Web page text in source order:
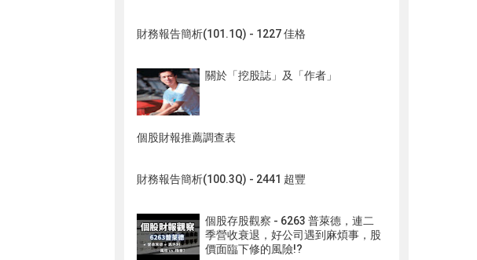
財務報告簡析(101.1Q) - 1227 佳格
關於「挖股誌」及「作者」
個股財報推薦調查表
財務報告簡析(100.3Q) - 2441 超豐
個股存股觀察 - 6263 普萊德，連二
季營收衰退，好公司遇到麻煩事，股
價面臨下修的風險!?